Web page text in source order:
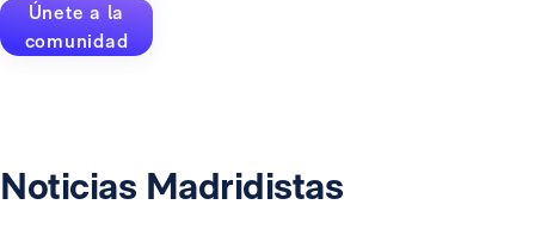
Únete a la
comunidad
Noticias Madridistas